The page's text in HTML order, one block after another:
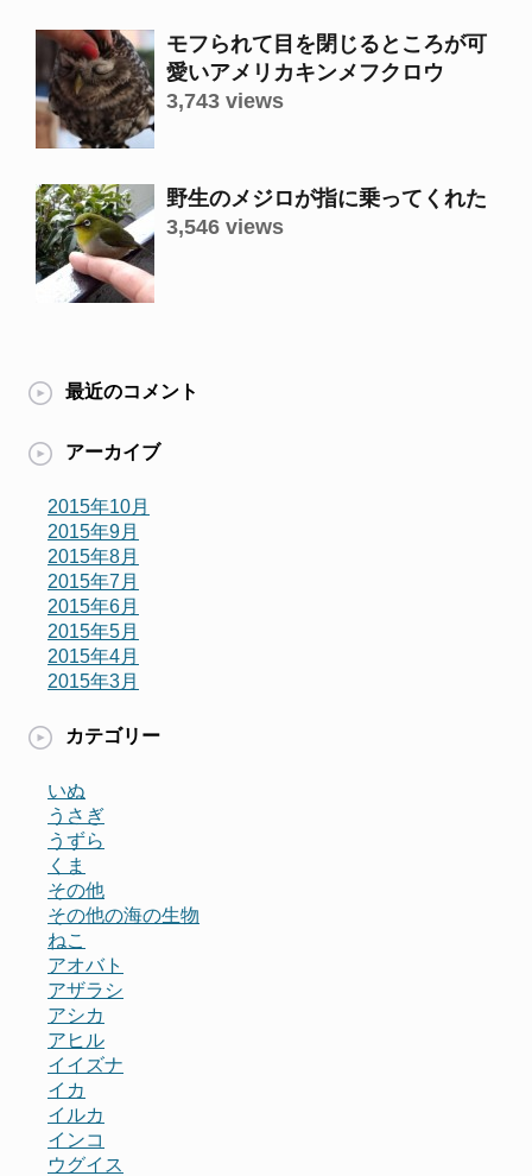
モフられて目を閉じるところが可
愛いアメリカキンメフクロウ
3,743 views
野生のメジロが指に乗ってくれた
3,546 views
最近のコメント
アーカイブ
2015年10月
2015年9月
2015年8月
2015年7月
2015年6月
2015年5月
2015年4月
2015年3月
カテゴリー
いぬ
うさぎ
うずら
くま
その他
その他の海の生物
ねこ
アオバト
アザラシ
アシカ
アヒル
イイズナ
イカ
イルカ
インコ
ウグイス